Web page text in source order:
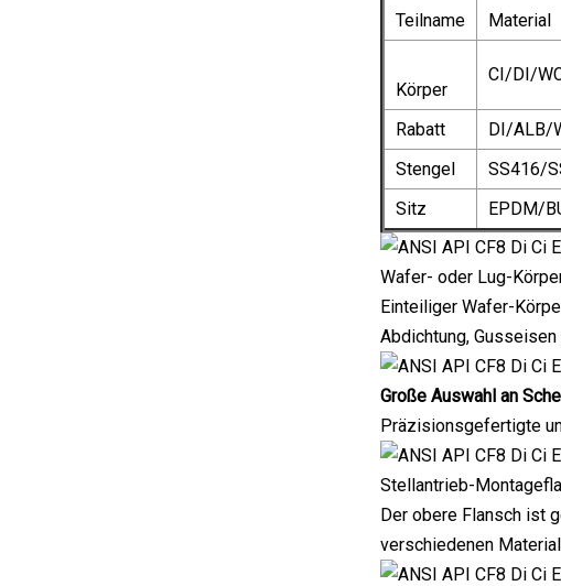
Teilname Material
Körper
CI/DI/
Rabatt
DI/ALB/
Stengel
SS416/
Sitz
EPDM/
Wafer- oder Lug-
Einteiliger Wafer-
Abdichtung,
Große Auswahl an
Präzisionsgefertigte
Stellantrieb-
Der obere Flansch ist
verschiedenen